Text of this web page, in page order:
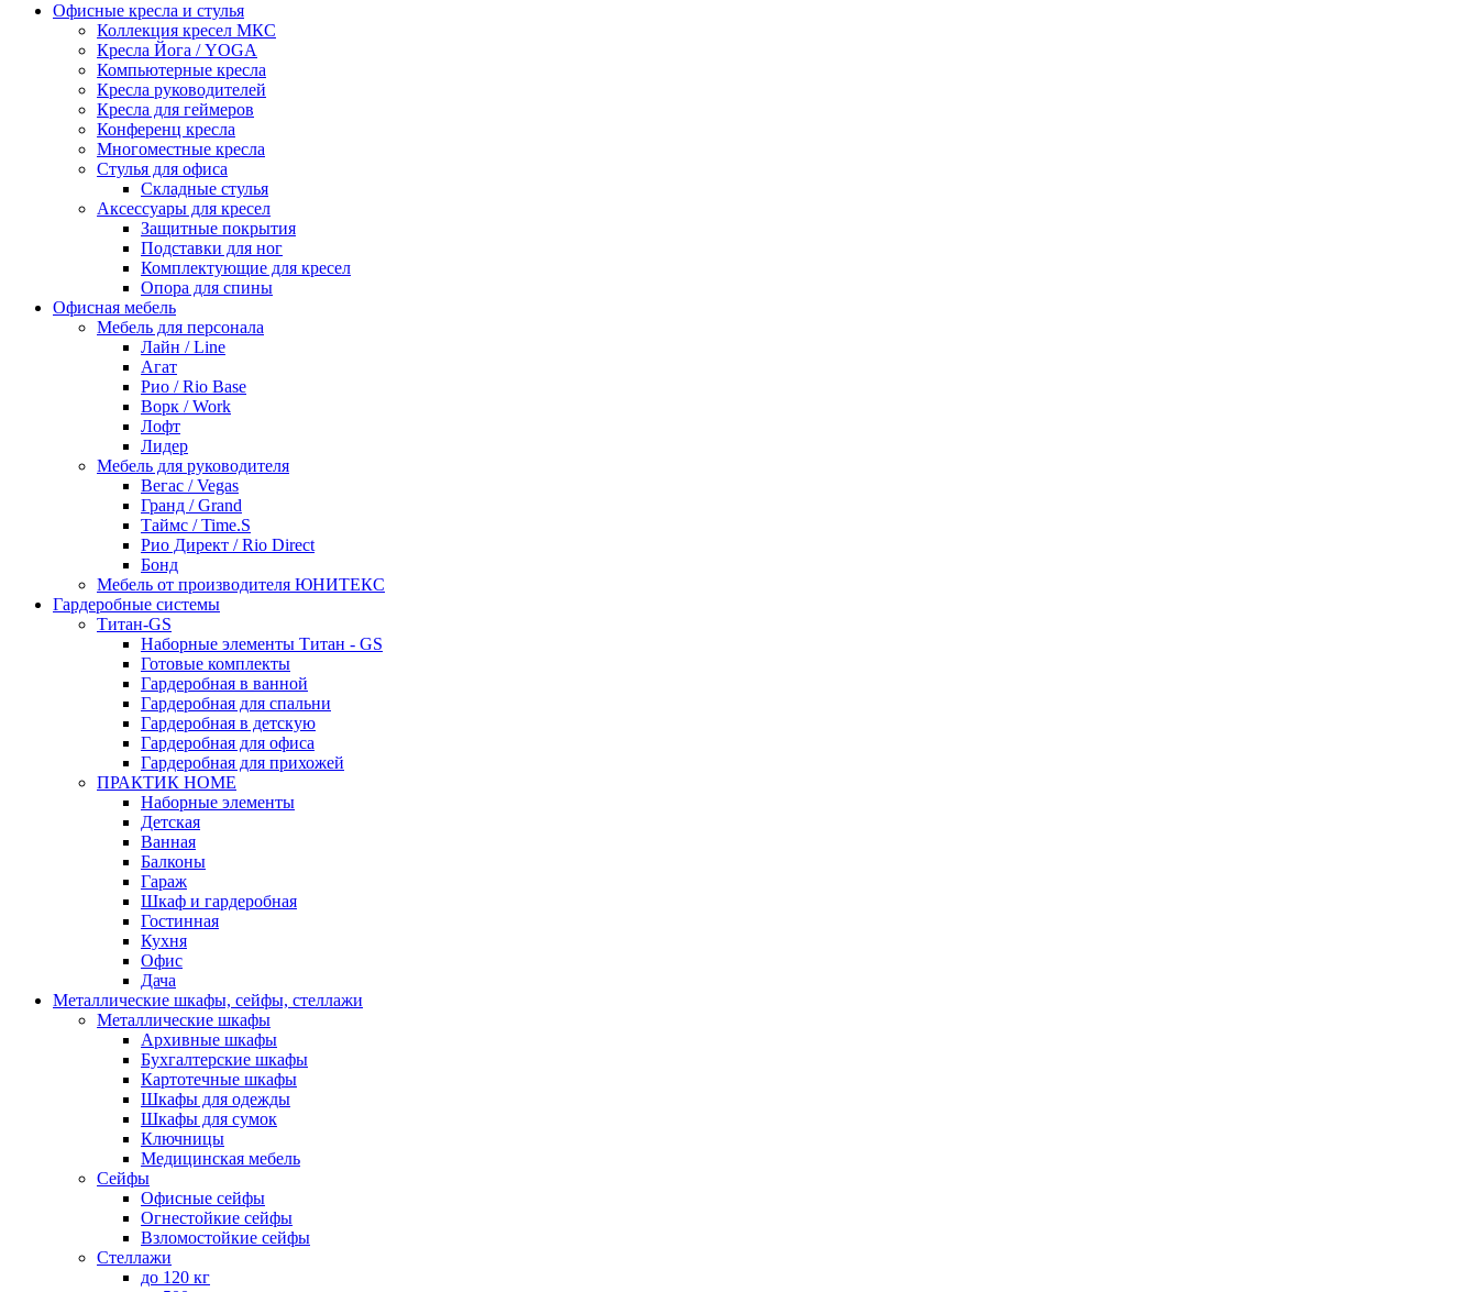
Офисные кресла и стулья
Коллекция кресел МКС
Кресла Йога / YOGA
Компьютерные кресла
Кресла руководителей
Кресла для геймеров
Конференц кресла
Многоместные кресла
Стулья для офиса
Складные стулья
Аксессуары для кресел
Защитные покрытия
Подставки для ног
Комплектующие для кресел
Опора для спины
Офисная мебель
Мебель для персонала
Лайн / Line
Агат
Рио / Rio Base
Ворк / Work
Лофт
Лидер
Мебель для руководителя
Вегас / Vegas
Гранд / Grand
Таймс / Time.S
Рио Директ / Rio Direct
Бонд
Мебель от производителя ЮНИТЕКС
Гардеробные системы
Титан-GS
Наборные элементы Титан - GS
Готовые комплекты
Гардеробная в ванной
Гардеробная для спальни
Гардеробная в детскую
Гардеробная для офиса
Гардеробная для прихожей
ПРАКТИК HOME
Наборные элементы
Детская
Ванная
Балконы
Гараж
Шкаф и гардеробная
Гостинная
Кухня
Офис
Дача
Металлические шкафы, сейфы, стеллажи
Металлические шкафы
Архивные шкафы
Бухгалтерские шкафы
Картотечные шкафы
Шкафы для одежды
Шкафы для сумок
Ключницы
Медицинская мебель
Сейфы
Офисные сейфы
Огнестойкие сейфы
Взломостойкие сейфы
Стеллажи
до 120 кг